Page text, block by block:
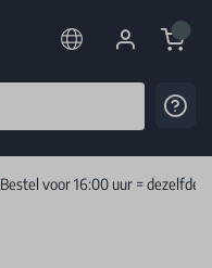
Cart
Bestel voor 16:00 uur = dezelfde